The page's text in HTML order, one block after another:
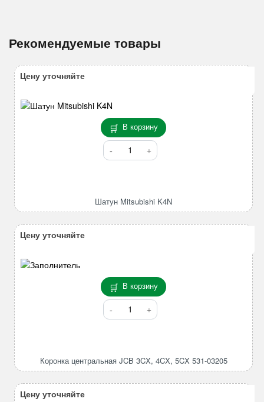
Рекомендуемые товары
В корзину
Количество
товара
Шатун Mitsubishi K4N
Цену уточняйте
В корзину
Количество
товара
3CX,
Коронка центральная JCB 3CX, 4CX, 5CX 531-03205
Цену уточняйте
Цену уточняйте